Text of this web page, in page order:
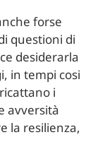
forse
questioni di
desiderarla
in tempi cosi
i
avversità
la resilienza,